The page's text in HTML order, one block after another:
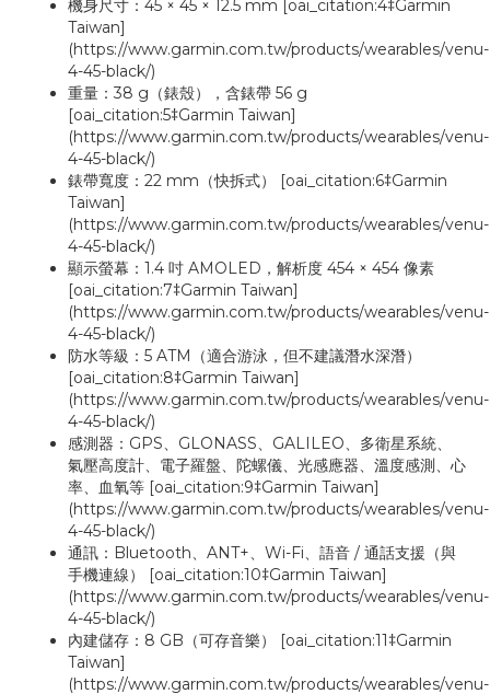
機身尺寸：45 × 45 × 12.5 mm [oai_citation:4‡Garmin
Taiwan]
(https://www.garmin.com.tw/products/wearables/venu-
4-45-black/)
重量：38 g（錶殼），含錶帶 56 g
[oai_citation:5‡Garmin Taiwan]
(https://www.garmin.com.tw/products/wearables/venu-
4-45-black/)
錶帶寬度：22 mm（快拆式） [oai_citation:6‡Garmin
Taiwan]
(https://www.garmin.com.tw/products/wearables/venu-
4-45-black/)
顯示螢幕：1.4 吋 AMOLED，解析度 454 × 454 像素
[oai_citation:7‡Garmin Taiwan]
(https://www.garmin.com.tw/products/wearables/venu-
4-45-black/)
防水等級：5 ATM（適合游泳，但不建議潛水深潛）
[oai_citation:8‡Garmin Taiwan]
(https://www.garmin.com.tw/products/wearables/venu-
4-45-black/)
感測器：GPS、GLONASS、GALILEO、多衛星系統、
氣壓高度計、電子羅盤、陀螺儀、光感應器、溫度感測、心
率、血氧等 [oai_citation:9‡Garmin Taiwan]
(https://www.garmin.com.tw/products/wearables/venu-
4-45-black/)
通訊：Bluetooth、ANT+、Wi-Fi、語音 / 通話支援（與
手機連線） [oai_citation:10‡Garmin Taiwan]
(https://www.garmin.com.tw/products/wearables/venu-
4-45-black/)
內建儲存：8 GB（可存音樂） [oai_citation:11‡Garmin
Taiwan]
(https://www.garmin.com.tw/products/wearables/venu-